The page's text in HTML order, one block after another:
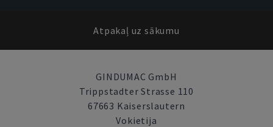
Atpakaļ uz sākumu
GINDUMAC GmbH
Trippstadter Strasse 110
67663 Kaiserslautern
Vokietija